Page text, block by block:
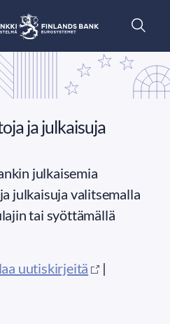
ja julkaisuja
julkaisemia
julkaisuja valitsemalla
tai syöttämällä
uutiskirjeitä
|